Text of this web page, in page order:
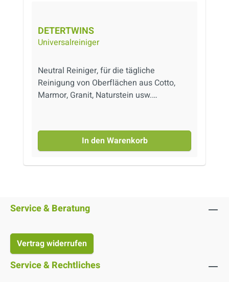
DETERTWINS
Universalreiniger
Neutral Reiniger, für die tägliche
Reinigung von Oberflächen aus Cotto,
Marmor, Granit, Naturstein usw.
Nachwischen mit klarem Wasser
In den Warenkorb
Service & Beratung
Vertrag widerrufen
Service & Rechtliches